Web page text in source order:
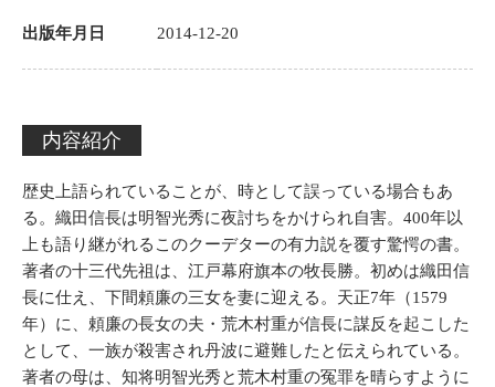
出版年月日 2014-12-20
内容紹介
歴史上語られていることが、時として誤っている場合もあ
る。織田信長は明智光秀に夜討ちをかけられ自害。400年以
上も語り継がれるこのクーデターの有力説を覆す驚愕の書。
著者の十三代先祖は、江戸幕府旗本の牧長勝。初めは織田信
長に仕え、下間頼廉の三女を妻に迎える。天正7年（1579
年）に、頼廉の長女の夫・荒木村重が信長に謀反を起こした
として、一族が殺害され丹波に避難したと伝えられている。
著者の母は、知将明智光秀と荒木村重の冤罪を晴らすように